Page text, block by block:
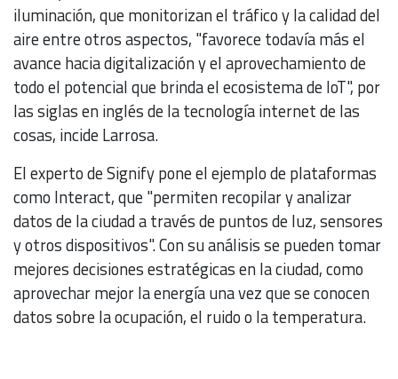
iluminación, que monitorizan el tráfico y la calidad del
aire entre otros aspectos, "favorece todavía más el
avance hacia digitalización y el aprovechamiento de
todo el potencial que brinda el ecosistema de IoT", por
las siglas en inglés de la tecnología internet de las
cosas, incide Larrosa.
El experto de Signify pone el ejemplo de plataformas
como Interact, que "permiten recopilar y analizar
datos de la ciudad a través de puntos de luz, sensores
y otros dispositivos". Con su análisis se pueden tomar
mejores decisiones estratégicas en la ciudad, como
aprovechar mejor la energía una vez que se conocen
datos sobre la ocupación, el ruido o la temperatura.